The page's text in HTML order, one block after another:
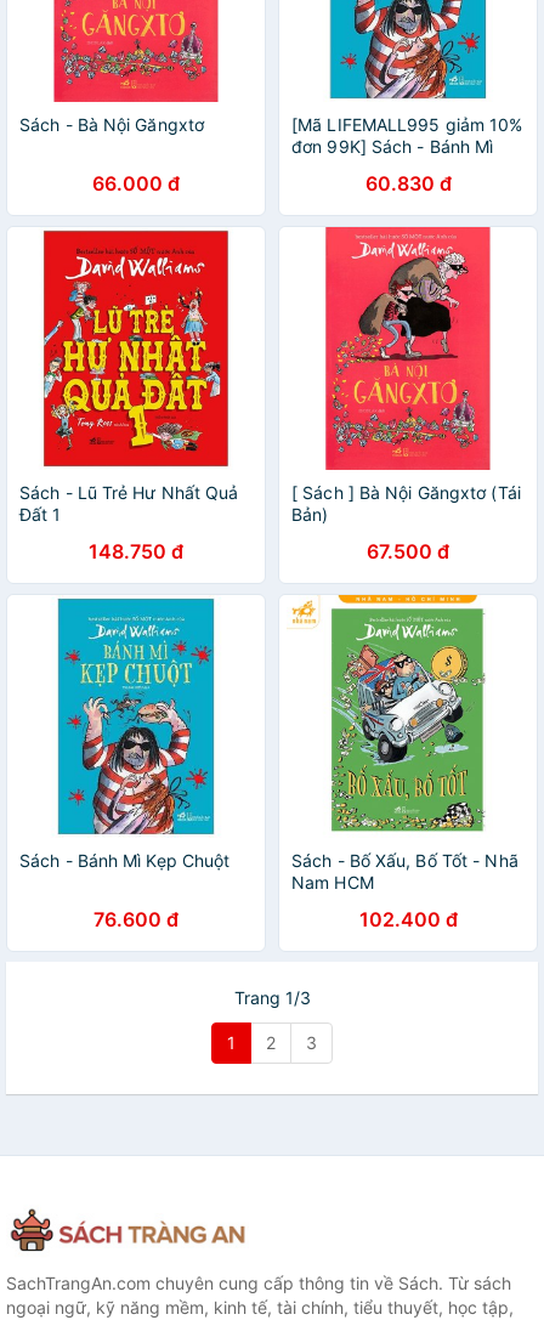
Sách - Bà Nội Găngxtơ
66.000 đ
[Mã LIFEMALL995 giảm 10%
đơn 99K] Sách - Bánh Mì
60.830 đ
Sách - Lũ Trẻ Hư Nhất Quả
Đất 1
148.750 đ
[ Sách ] Bà Nội Găngxtơ (Tái
Bản)
67.500 đ
Sách - Bánh Mì Kẹp Chuột
76.600 đ
Sách - Bố Xấu, Bố Tốt - Nhã
Nam HCM
102.400 đ
Trang 1/3
1 2 3
SachTrangAn.com chuyên cung cấp thông tin về Sách. Từ sách
ngoại ngữ, kỹ năng mềm, kinh tế, tài chính, tiểu thuyết, học tập,